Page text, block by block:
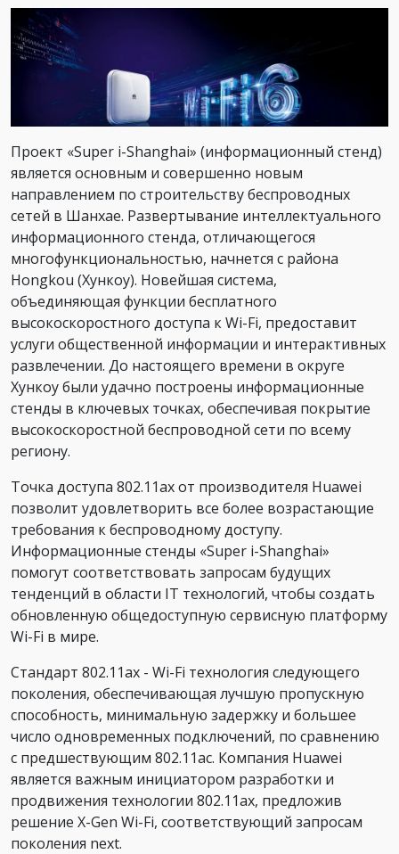
Проект «Super i-Shanghai» (информационный стенд)
является основным и совершенно новым
направлением по строительству беспроводных
сетей в Шанхае. Развертывание интеллектуального
информационного стенда, отличающегося
многофункциональностью, начнется с района
Hongkou (Хункоу). Новейшая система,
объединяющая функции бесплатного
высокоскоростного доступа к Wi-Fi, предоставит
услуги общественной информации и интерактивных
развлечении. До настоящего времени в округе
Хункоу были удачно построены информационные
стенды в ключевых точках, обеспечивая покрытие
высокоскоростной беспроводной сети по всему
региону.
Точка доступа 802.11ax от производителя Huawei
позволит удовлетворить все более возрастающие
требования к беспроводному доступу.
Информационные стенды «Super i-Shanghai»
помогут соответствовать запросам будущих
тенденций в области IT технологий, чтобы создать
обновленную общедоступную сервисную платформу
Wi-Fi в мире.
Стандарт 802.11ax - Wi-Fi технология следующего
поколения, обеспечивающая лучшую пропускную
способность, минимальную задержку и большее
число одновременных подключений, по сравнению
с предшествующим 802.11ac. Компания Huawei
является важным инициатором разработки и
продвижения технологии 802.11ax, предложив
решение X-Gen Wi-Fi, соответствующий запросам
поколения next.